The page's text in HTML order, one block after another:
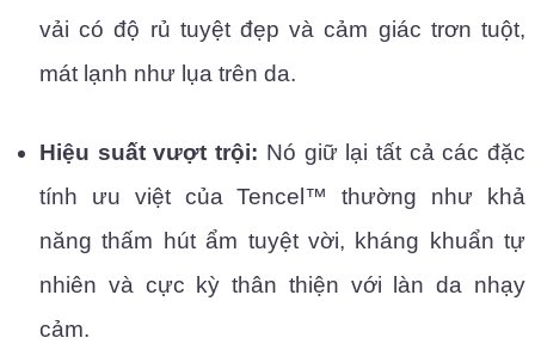
vải có độ rủ tuyệt đẹp và cảm giác trơn tuột,
mát lạnh như lụa trên da.
Hiệu suất vượt trội: Nó giữ lại tất cả các đặc
tính ưu việt của Tencel™ thường như khả
năng thấm hút ẩm tuyệt vời, kháng khuẩn tự
nhiên và cực kỳ thân thiện với làn da nhạy
cảm.